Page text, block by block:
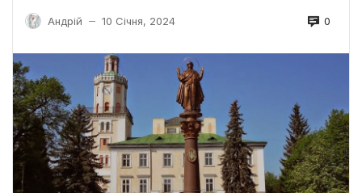
Андрій — 10 Січня, 2024 0